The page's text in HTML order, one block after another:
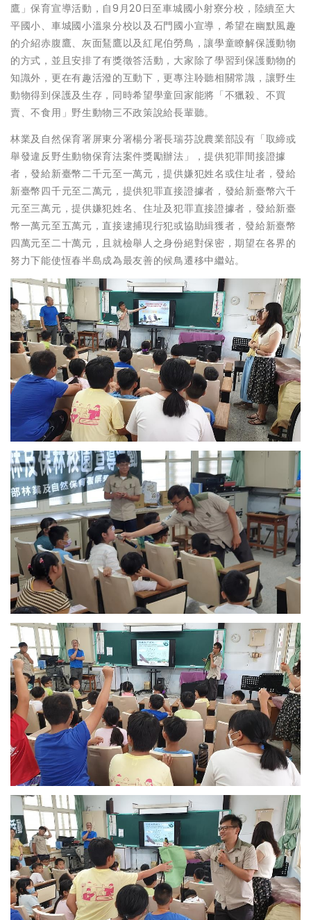
鷹」保育宣導活動，自9月20日至車城國小射寮分校，陸續至大
平國小、車城國小溫泉分校以及石門國小宣導，希望在幽默風趣
的介紹赤腹鷹、灰面鵟鷹以及紅尾伯勞鳥，讓學童瞭解保護動物
的方式，並且安排了有獎徵答活動，大家除了學習到保護動物的
知識外，更在有趣活潑的互動下，更專注聆聽相關常識，讓野生
動物得到保護及生存，同時希望學童回家能將「不獵殺、不買
賣、不食用」野生動物三不政策說給長輩聽。
林業及自然保育署屏東分署楊分署長瑞芬說農業部設有「取締或
舉發違反野生動物保育法案件獎勵辦法」，提供犯罪間接證據
者，發給新臺幣二千元至一萬元，提供嫌犯姓名或住址者，發給
新臺幣四千元至二萬元，提供犯罪直接證據者，發給新臺幣六千
元至三萬元，提供嫌犯姓名、住址及犯罪直接證據者，發給新臺
幣一萬元至五萬元，直接逮捕現行犯或協助緝獲者，發給新臺幣
四萬元至二十萬元，且就檢舉人之身份絕對保密，期望在各界的
努力下能使恆春半島成為最友善的候鳥遷移中繼站。